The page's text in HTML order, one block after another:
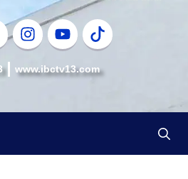
www.ibctv13.com